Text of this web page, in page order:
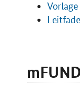
mFUND